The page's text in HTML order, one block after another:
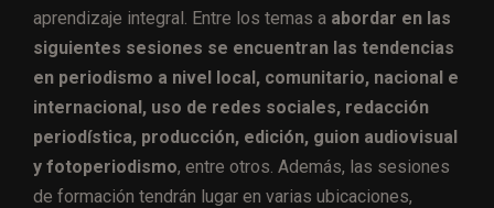
aprendizaje integral. Entre los temas a abordar en las
siguientes sesiones se encuentran las tendencias
en periodismo a nivel local, comunitario, nacional e
internacional, uso de redes sociales, redacción
periodística, producción, edición, guion audiovisual
y fotoperiodismo, entre otros. Además, las sesiones
de formación tendrán lugar en varias ubicaciones,